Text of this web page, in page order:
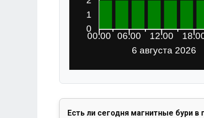
Есть ли сегодня магнитные бури в